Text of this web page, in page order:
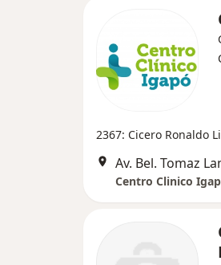
2367: Cicero Ronaldo
Av. Bel. Tomaz
Centro Clinico